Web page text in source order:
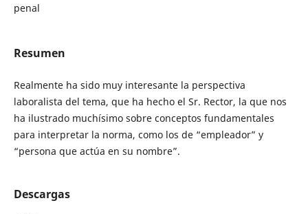
penal
Resumen
Realmente ha sido muy interesante la perspectiva
laboralista del tema, que ha hecho el Sr. Rector, la que nos
ha ilustrado muchísimo sobre conceptos fundamentales
para interpretar la norma, como los de “empleador” y
“persona que actúa en su nombre”.
Descargas